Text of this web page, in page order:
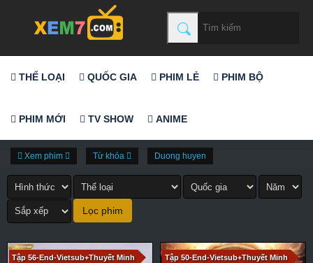
THỂ LOẠI QUỐC GIA PHIM LẺ PHIM BỘ
PHIM MỚI TV SHOW ANIME
Xem phim Từ khóa Duong huyen
Tập 56-End-Vietsub+Thuyết Minh Tập 50-End-Vietsub+Thuyết Minh